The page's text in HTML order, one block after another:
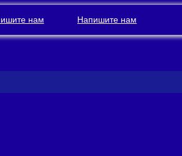
нам Напишите нам